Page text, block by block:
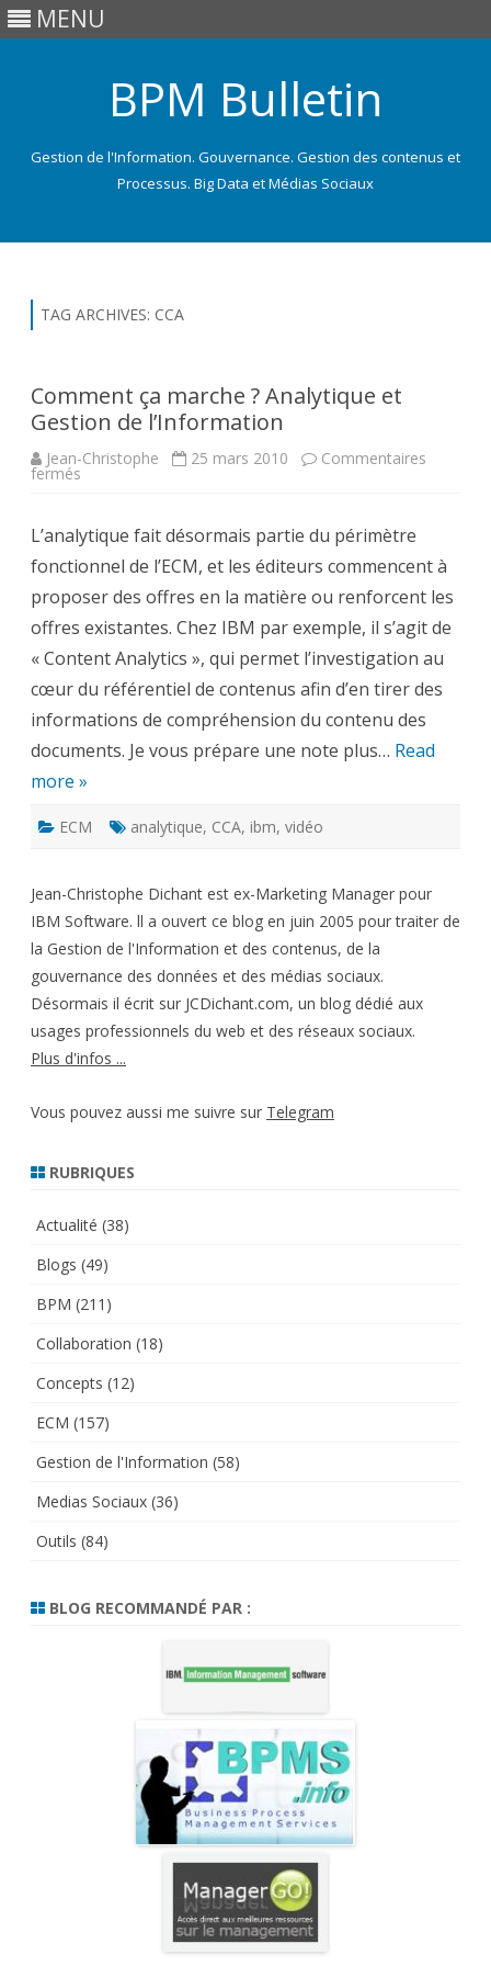
MENU
BPM Bulletin
Gestion de l'Information. Gouvernance. Gestion des contenus et
Processus. Big Data et Médias Sociaux
TAG ARCHIVES: CCA
Comment ça marche ? Analytique et
Gestion de l’Information
Jean-Christophe 25 mars 2010 Commentaires
fermés
?
Analytique
et
Gestion
de
l’Information
L’analytique fait désormais partie du périmètre
fonctionnel de l’ECM, et les éditeurs commencent à
proposer des offres en la matière ou renforcent les
offres existantes. Chez IBM par exemple, il s’agit de
« Content Analytics », qui permet l’investigation au
cœur du référentiel de contenus afin d’en tirer des
informations de compréhension du contenu des
documents. Je vous prépare une note plus… Read
more »
ECM analytique, CCA, ibm, vidéo
Jean-Christophe Dichant est ex-Marketing Manager pour
IBM Software. ll a ouvert ce blog en juin 2005 pour traiter de
la Gestion de l'Information et des contenus, de la
gouvernance des données et des médias sociaux.
Désormais il écrit sur JCDichant.com, un blog dédié aux
usages professionnels du web et des réseaux sociaux.
Plus d'infos ...
Vous pouvez aussi me suivre sur Telegram
RUBRIQUES
Actualité (38)
Blogs (49)
BPM (211)
Collaboration (18)
Concepts (12)
ECM (157)
Gestion de l'Information (58)
Medias Sociaux (36)
Outils (84)
BLOG RECOMMANDÉ PAR :